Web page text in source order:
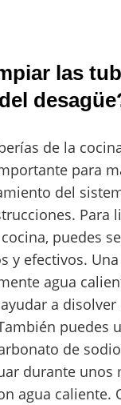
las
de la
para
del
Para
puedes
y efectivos.
agua
a
puedes
de
durante unos
agua caliente.